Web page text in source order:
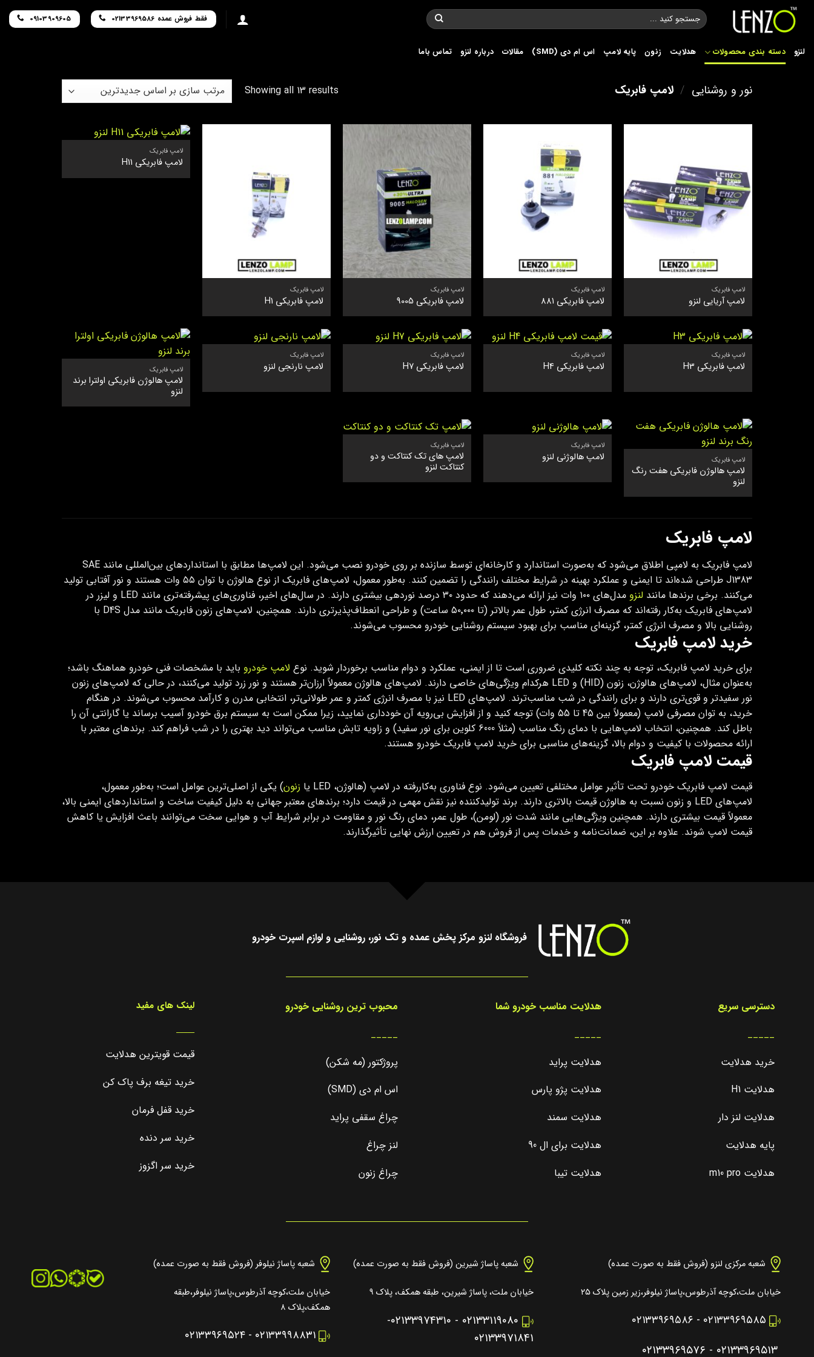
Skip
content
جستجو
برای:
فقط فروش عمده 02133969586 09103909605
لنزو دسته بندی محصولات هدلایت زنون پایه لامپ اس ام دی (SMD) مقالات درباره لنزو تماس باما
نور و روشنایی / لامپ فابریک Showing all 13 results
Sorted
latest
لامپ فابریک
لامپ آریایی لنزو
لامپ فابریک
لامپ فابریکی 881
لامپ فابریک
لامپ فابریکی 9005
لامپ فابریک
لامپ فابریکی H1
لامپ فابریک
لامپ فابریکی H11
لامپ فابریک
لامپ فابریکی H3
لامپ فابریک
لامپ فابریکی H4
لامپ فابریک
لامپ فابریکی H7
لامپ فابریک
لامپ نارنجی لنزو لامپ فابریک
لامپ هالوژن فابریکی اولترا برند
لنزو
لامپ فابریک
لامپ هالوژن فابریکی هفت رنگ
لنزو
لامپ فابریک
لامپ هالوژنی لنزو
لامپ فابریک
لامپ های تک کنتاکت و دو
کنتاکت لنزو
لامپ فابریک
لامپ فابریک به لامپی اطلاق می‌شود که به‌صورت استاندارد و کارخانه‌ای توسط سازنده بر روی خودرو نصب می‌شود. این لامپ‌ها مطابق با استانداردهای بین‌المللی مانند SAE
J1383 طراحی شده‌اند تا ایمنی و عملکرد بهینه در شرایط مختلف رانندگی را تضمین کنند. به‌طور معمول، لامپ‌های فابریک از نوع هالوژن با توان ۵۵ وات هستند و نور آفتابی تولید
می‌کنند. برخی برندها مانند لنزو
مدل‌های ۱۰۰ وات نیز ارائه می‌دهند که حدود ۳۰ درصد نوردهی بیشتری دارند. در سال‌های اخیر، فناوری‌های پیشرفته‌تری مانند LED و لیزر در
لامپ‌های فابریک به‌کار رفته‌اند که مصرف انرژی کمتر، طول عمر بالاتر (تا ۵۰٬۰۰۰ ساعت) و طراحی انعطاف‌پذیرتری دارند. همچنین، لامپ‌های زنون فابریک مانند مدل D4S با
روشنایی بالا و مصرف انرژی کمتر، گزینه‌ای مناسب برای بهبود سیستم روشنایی خودرو محسوب می‌شوند.
خرید لامپ فابریک
برای خرید لامپ فابریک، توجه به چند نکته کلیدی ضروری است تا از ایمنی، عملکرد و دوام مناسب برخوردار شوید. نوع لامپ خودرو باید با مشخصات فنی خودرو هماهنگ باشد؛
به‌عنوان مثال، لامپ‌های هالوژن، زنون (HID) و LED هرکدام ویژگی‌های خاصی دارند. لامپ‌های هالوژن معمولاً ارزان‌تر هستند و نور زرد تولید می‌کنند، در حالی که لامپ‌های زنون
نور سفیدتر و قوی‌تری دارند و برای رانندگی در شب مناسب‌ترند. لامپ‌های LED نیز با مصرف انرژی کمتر و عمر طولانی‌تر، انتخابی مدرن و کارآمد محسوب می‌شوند. در هنگام
خرید، به توان مصرفی لامپ (معمولاً بین 45 تا 55 وات) توجه کنید و از افزایش بی‌رویه آن خودداری نمایید، زیرا ممکن است به سیستم برق خودرو آسیب برساند یا گارانتی آن را
باطل کند. همچنین، انتخاب لامپ‌هایی با دمای رنگ مناسب (مثلاً 6000 کلوین برای نور سفید) و زاویه تابش مناسب می‌تواند دید بهتری را در شب فراهم کند. برندهای معتبر با
ارائه محصولات با کیفیت و دوام بالا، گزینه‌های مناسبی برای خرید لامپ فابریک خودرو هستند.
قیمت لامپ فابریک
قیمت لامپ فابریک خودرو تحت تأثیر عوامل مختلفی تعیین می‌شود. نوع فناوری به‌کاررفته در لامپ (هالوژن، LED یا زنون) یکی از اصلی‌ترین عوامل است؛ به‌طور معمول،
لامپ‌های LED و زنون نسبت به هالوژن قیمت بالاتری دارند. برند تولیدکننده نیز نقش مهمی در قیمت دارد؛ برندهای معتبر جهانی به دلیل کیفیت ساخت و استانداردهای ایمنی بالا،
معمولاً قیمت بیشتری دارند. همچنین ویژگی‌هایی مانند شدت نور (لومن)، طول عمر، دمای رنگ نور و مقاومت در برابر شرایط آب و هوایی سخت می‌توانند باعث افزایش یا کاهش
قیمت لامپ شوند. علاوه بر این، ضمانت‌نامه و خدمات پس از فروش هم در تعیین ارزش نهایی تأثیرگذارند.
فروشگاه لنزو مرکز پخش عمده و تک نور، روشنایی و لوازم اسپرت خودرو
دسترسی سریع
_____
خرید هدلایت
هدلایت H1
هدلایت لنز دار
پایه هدلایت
هدلایت m10 pro
هدلایت مناسب خودرو شما
_____
هدلایت پراید
هدلایت پژو پارس
هدلایت سمند
هدلایت برای ال 90
هدلایت تیبا
محبوب ترین روشنایی خودرو
_____
پروژکتور (مه شکن)
اس ام دی (SMD)
چراغ سقفی پراید
لنز چراغ
چراغ زنون
لینک های مفید
_____
قیمت قویترین هدلایت
خرید تیغه برف پاک کن
خرید قفل فرمان
خرید سر دنده
خرید سر اگزوز
شعبه مرکزی لنزو (فروش فقط به صورت عمده)
خیابان ملت،کوچه آذرطوس،پاساژ نیلوفر،زیر زمین پلاک ۲۵
۰۲۱۳۳۹۶۹۵۸۵ - ۰۲۱۳۳۹۶۹۵۸۶
۰۲۱۳۳۹۶۹۵۱۳ - ۰۲۱۳۳۹۶۹۵۷۶
شعبه پاساژ شیرین (فروش فقط به صورت عمده)
خیابان ملت، پاساژ شیرین، طبقه همکف، پلاک ۹
۰۲۱۳۳۱۱۹۰۸۰ - ۰۲۱۳۳۹۷۴۳۱۰-
۰۲۱۳۳۹۷۱۸۴۱
شعبه پاساژ نیلوفر (فروش فقط به صورت عمده)
خیابان ملت،کوچه آذرطوس،پاساژ نیلوفر،طبقه
همکف،پلاک ۸
۰۲۱۳۳۹۹۸۸۳۱ - ۰۲۱۳۳۹۶۹۵۲۴